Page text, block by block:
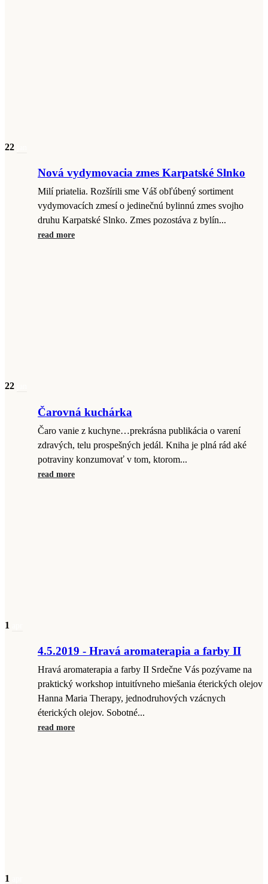
22
Nová vydymovacia zmes Karpatské Slnko
Milí priatelia. Rozšírili sme Váš obľúbený sortiment
vydymovacích zmesí o jedinečnú bylinnú zmes svojho
druhu Karpatské Slnko. Zmes pozostáva z bylín...
read more
22
Čarovná kuchárka
Čaro vanie z kuchyne…prekrásna publikácia o varení
zdravých, telu prospešných jedál. Kniha je plná rád aké
potraviny konzumovať v tom, ktorom...
read more
1
4.5.2019 - Hravá aromaterapia a farby II
Hravá aromaterapia a farby II Srdečne Vás pozývame na
praktický workshop intuitívneho miešania éterických olejov
Hanna Maria Therapy, jednodruhových vzácnych
éterických olejov. Sobotné...
read more
1